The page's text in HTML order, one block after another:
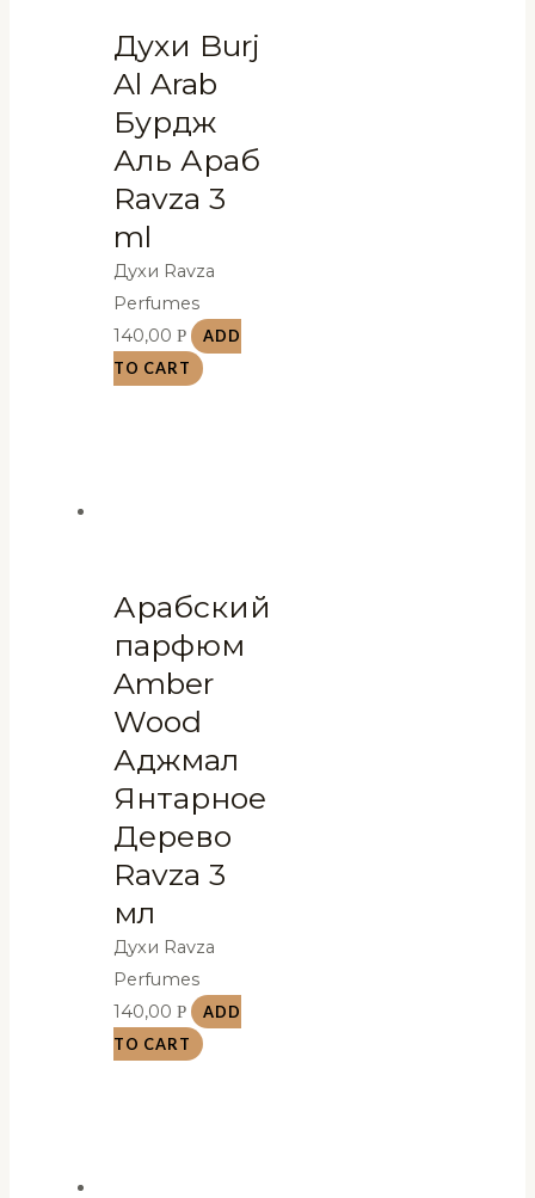
Духи Burj
Al Arab
Бурдж
Аль Араб
Ravza 3
ml
Духи Ravza
Perfumes
140,00Р
ADD
TO CART
Арабский
парфюм
Amber
Wood
Аджмал
Янтарное
Дерево
Ravza 3
мл
Духи Ravza
Perfumes
140,00Р
ADD
TO CART